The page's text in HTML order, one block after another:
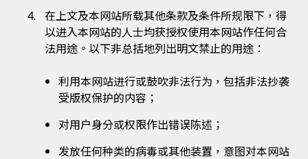
在上文及本网站所载其他条款及条件所规限下，得
以进入本网站的人士均获授权使用本网站作任何合
法用途。以下非总括地列出明文禁止的用途：
利用本网站进行或鼓吹非法行为，包括非法抄袭
受版权保护的内容；
对用户身分或权限作出错误陈述；
发放任何种类的病毒或其他装置，意图对本网站